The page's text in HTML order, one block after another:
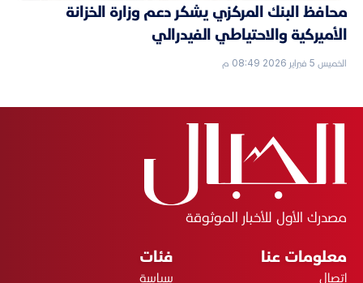
محافظ البنك المركزي يشكر دعم وزارة الخزانة
الأميركية والاحتياطي الفيدرالي
الخميس 5 فبراير 2026 08:49 م
مصدرك الأول للأخبار الموثوقة
معلومات عنا
اتصال
فئات
سياسة